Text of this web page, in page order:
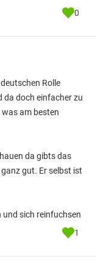
0
Rolle
da doch einfacher zu
am besten
da gibts das
gut. Er selbst ist
und sich reinfuchsen
1